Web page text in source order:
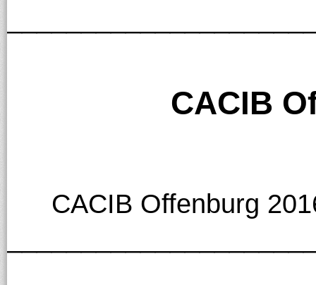
CACIB
CACIB Offenburg